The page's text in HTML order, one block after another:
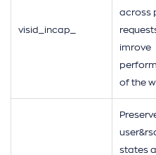
visid_incap_
across
imrove
of the
states